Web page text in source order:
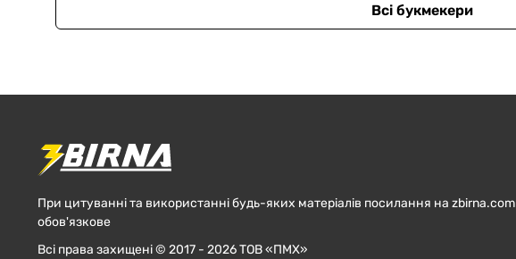
Всі букмекери
При цитуванні та використанні будь-яких матеріалів посилання на zbirna.com
обов'язкове
Всі права захищені © 2017 - 2026 ТОВ «ПМХ»